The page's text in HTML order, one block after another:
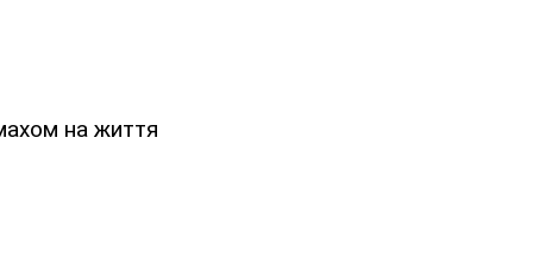
на життя